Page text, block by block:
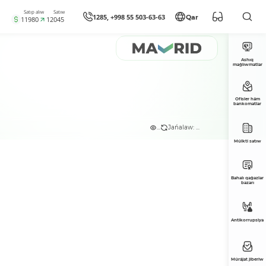
Satıp alıw
11980
Satıw
12045 1285, +998 55 503-63-63 Qar
... Jańalaw: ...
Ashıq
maǵlıwmatlar
Ofisler hám
bankomatlar
Múlkti satıw
Bahalı qaǵazlar
bazarı
Antikorrupsiya
Múrájat jiberiw